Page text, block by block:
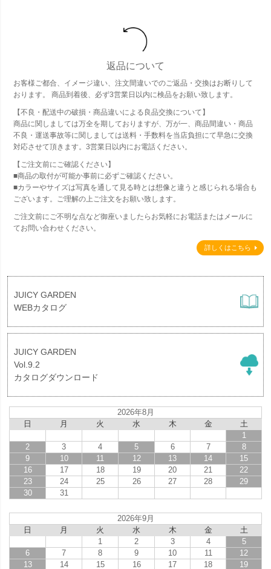
返品について
お客様ご都合、イメージ違い、注文間違いでのご返品・交換はお断りして
おります。 商品到着後、必ず3営業日以内に検品をお願い致します。
【不良・配送中の破損・商品違いによる良品交換について】
商品に関しましては万全を期しておりますが、万が一、商品間違い・商品
不良・運送事故等に関しましては送料・手数料を当店負担にて早急に交換
対応させて頂きます。3営業日以内にお電話ください。
【ご注文前にご確認ください】
■商品の取付が可能か事前に必ずご確認ください。
■カラーやサイズは写真を通して見る時とは想像と違うと感じられる場合も
ございます。ご理解の上ご注文をお願い致します。
ご注文前にご不明な点など御座いましたらお気軽にお電話またはメールに
てお問い合わせください。
詳しくはこちら
JUICY GARDEN
WEBカタログ
JUICY GARDEN
Vol.9.2
カタログダウンロード
2026年8月
日
月 火 水 木 金
土
1
2
3 4 5 6 7
8
9
10 11 12 13 14
15
16
17 18 19 20 21
22
23
24 25 26 27 28
29
30
31
2026年9月
日
月 火 水 木 金
土
1
2 3 4
5
6
7 8 9 10 11
12
13
14 15 16 17 18 19